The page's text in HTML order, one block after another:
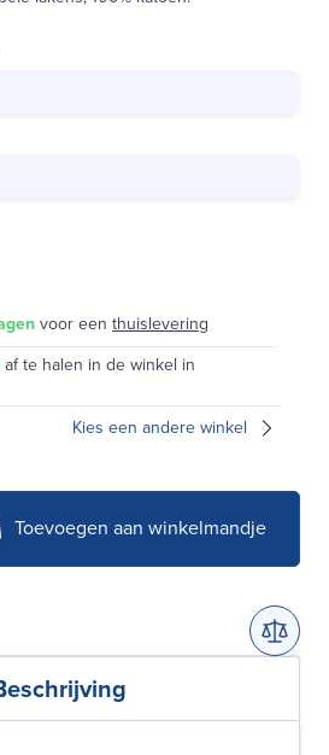
voor een thuislevering
af te halen in de winkel in
Kies een andere winkel
Toevoegen aan winkelmandje